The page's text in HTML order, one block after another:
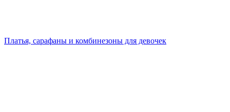
Платья, сарафаны и комбинезоны для девочек